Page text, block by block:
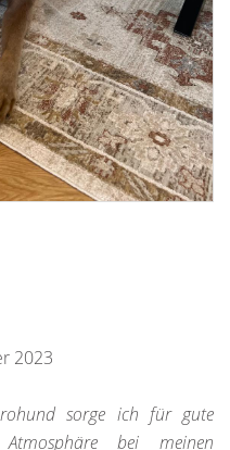
2023
sorge ich für gute
bei meinen